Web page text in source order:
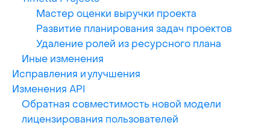
Мастер оценки выручки проекта
Развитие планирования задач проектов
Удаление ролей из ресурсного плана
Иные изменения
Исправления и улучшения
Изменения API
Обратная совместимость новой модели
лицензирования пользователей